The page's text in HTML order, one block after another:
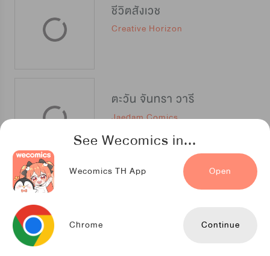
See Wecomics in...
Wecomics TH App Open
Chrome Continue
ชีวิตสังเวช
Creative Horizon
ตะวัน จันทรา วารี
Jaedam Comics
รักสามเส้าเราสามคน (Bluffing)